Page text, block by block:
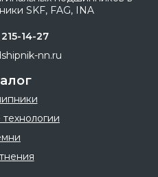
14-27
nn.ru